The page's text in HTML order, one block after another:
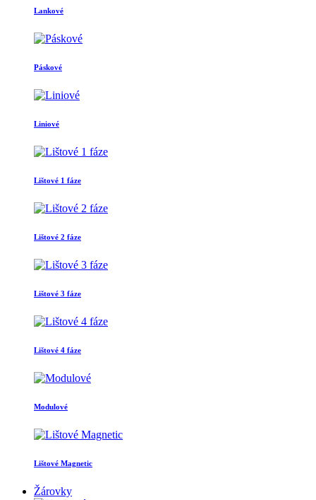
Lankové
Páskové
Liniové
Lištové 1 fáze
Lištové 2 fáze
Lištové 3 fáze
Lištové 4 fáze
Modulové
Lištové Magnetic
Žárovky